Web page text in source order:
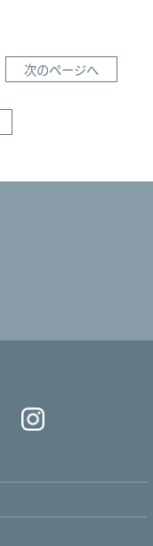
次のページへ